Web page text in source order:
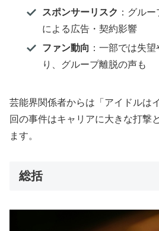
スポンサーリスク ：グル
による広告・契約影響
ファン動向 ：一部では失
り、グループ離脱の声も
芸能界関係者からは「アイドルは
回の事件はキャリアに大きな打撃
ます。
総括